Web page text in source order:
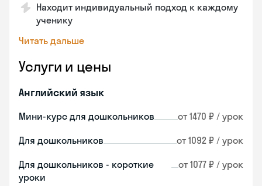
Находит индивидуальный подход к каждому
ученику
Читать дальше
Услуги и цены
Английский язык
Мини-курс для дошкольников от 1470 ₽ / урок
Для дошкольников от 1092 ₽ / урок
Для дошкольников - короткие
уроки
от 1077 ₽ / урок